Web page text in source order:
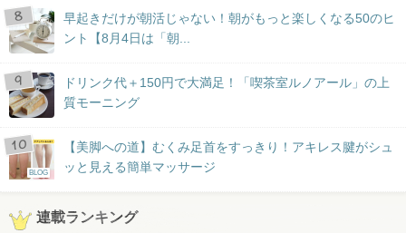
早起きだけが朝活じゃない！朝がもっと楽しくなる50のヒ
ント【8月4日は「朝...
ドリンク代＋150円で大満足！「喫茶室ルノアール」の上
質モーニング
BLOG
【美脚への道】むくみ足首をすっきり！アキレス腱がシュ
ッと見える簡単マッサージ
連載ランキング